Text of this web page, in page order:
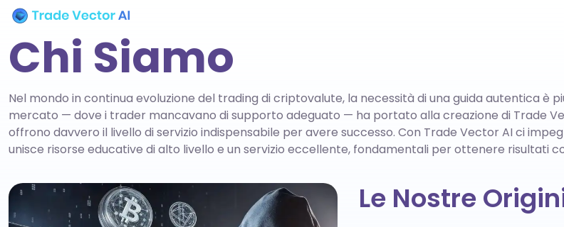
Chi Siamo
Nel mondo in continua evoluzione del trading di criptovalute, la necessità di una guida autentica è
mercato — dove i trader mancavano di supporto adeguato — ha portato alla creazione di Trade
offrono davvero il livello di servizio indispensabile per avere successo. Con Trade Vector AI ci
unisce risorse educative di alto livello e un servizio eccellente, fondamentali per ottenere risultati
Le Nostre